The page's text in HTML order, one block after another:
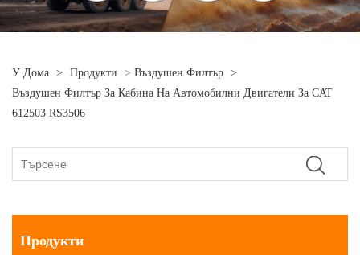
У Дома > Продукти > Въздушен Филтър >
Въздушен Филтър За Кабина На Автомобилни Двигатели За CAT
612503 RS3506
Продукти